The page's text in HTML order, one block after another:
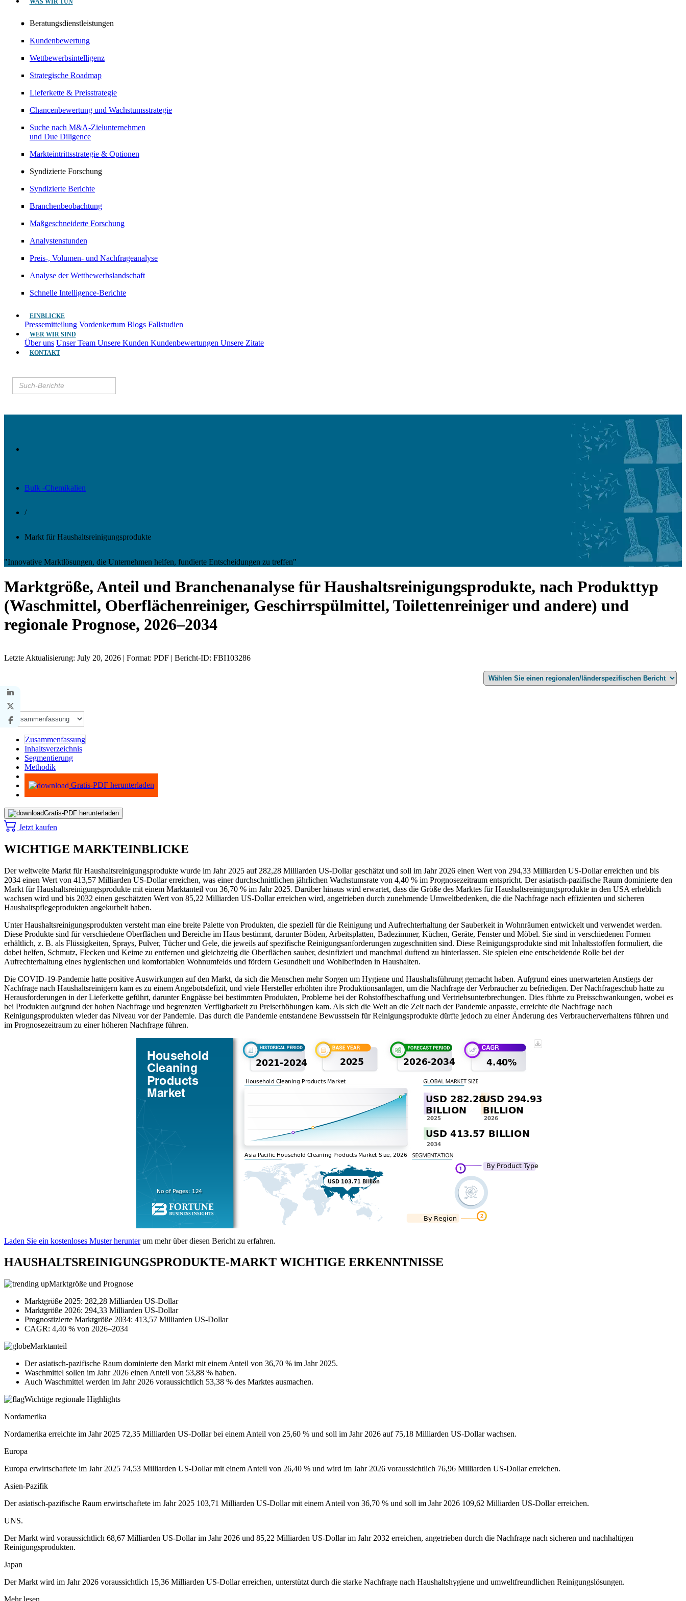
WAS WIR TUN
Beratungsdienstleistungen
Kundenbewertung
Wettbewerbsintelligenz
Strategische Roadmap
Lieferkette & Preisstrategie
Chancenbewertung und Wachstumsstrategie
Suche nach M&A-Zielunternehmen
und Due Diligence
Markteintrittsstrategie & Optionen
Syndizierte Forschung
Syndizierte Berichte
Branchenbeobachtung
Maßgeschneiderte Forschung
Analystenstunden
Preis-, Volumen- und Nachfrageanalyse
Analyse der Wettbewerbslandschaft
Schnelle Intelligence-Berichte
EINBLICKE
Pressemitteilung Vordenkertum Blogs Fallstudien
WER WIR SIND
Über uns Unser Team Unsere Kunden Kundenbewertungen Unsere Zitate
KONTAKT
Bulk -Chemikalien
/
Markt für Haushaltsreinigungsprodukte
"Innovative Marktlösungen, die Unternehmen helfen, fundierte Entscheidungen zu treffen"
Marktgröße, Anteil und Branchenanalyse für Haushaltsreinigungsprodukte, nach Produkttyp
(Waschmittel, Oberflächenreiniger, Geschirrspülmittel, Toilettenreiniger und andere) und
regionale Prognose, 2026–2034
Letzte Aktualisierung: July 20, 2026 | Format: PDF | Bericht-ID: FBI103286
Zusammenfassung
Inhaltsverzeichnis
Segmentierung
Methodik
Infografiken
Gratis-PDF herunterladen
Gratis-PDF herunterladen
Jetzt kaufen
WICHTIGE MARKTEINBLICKE
Der weltweite Markt für Haushaltsreinigungsprodukte wurde im Jahr 2025 auf 282,28 Milliarden US-Dollar geschätzt und soll im Jahr 2026 einen Wert von 294,33 Milliarden US-Dollar erreichen und bis
2034 einen Wert von 413,57 Milliarden US-Dollar erreichen, was einer durchschnittlichen jährlichen Wachstumsrate von 4,40 % im Prognosezeitraum entspricht. Der asiatisch-pazifische Raum dominierte den
Markt für Haushaltsreinigungsprodukte mit einem Marktanteil von 36,70 % im Jahr 2025. Darüber hinaus wird erwartet, dass die Größe des Marktes für Haushaltsreinigungsprodukte in den USA erheblich
wachsen wird und bis 2032 einen geschätzten Wert von 85,22 Milliarden US-Dollar erreichen wird, angetrieben durch zunehmende Umweltbedenken, die die Nachfrage nach effizienten und sicheren
Haushaltspflegeprodukten angekurbelt haben.
Unter Haushaltsreinigungsprodukten versteht man eine breite Palette von Produkten, die speziell für die Reinigung und Aufrechterhaltung der Sauberkeit in Wohnräumen entwickelt und verwendet werden.
Diese Produkte sind für verschiedene Oberflächen und Bereiche im Haus bestimmt, darunter Böden, Arbeitsplatten, Badezimmer, Küchen, Geräte, Fenster und Möbel. Sie sind in verschiedenen Formen
erhältlich, z. B. als Flüssigkeiten, Sprays, Pulver, Tücher und Gele, die jeweils auf spezifische Reinigungsanforderungen zugeschnitten sind. Diese Reinigungsprodukte sind mit Inhaltsstoffen formuliert, die
dabei helfen, Schmutz, Flecken und Keime zu entfernen und gleichzeitig die Oberflächen sauber, desinfiziert und manchmal duftend zu hinterlassen. Sie spielen eine entscheidende Rolle bei der
Aufrechterhaltung eines hygienischen und komfortablen Wohnumfelds und fördern Gesundheit und Wohlbefinden in Haushalten.
Die COVID-19-Pandemie hatte positive Auswirkungen auf den Markt, da sich die Menschen mehr Sorgen um Hygiene und Haushaltsführung gemacht haben. Aufgrund eines unerwarteten Anstiegs der
Nachfrage nach Haushaltsreinigern kam es zu einem Angebotsdefizit, und viele Hersteller erhöhten ihre Produktionsanlagen, um die Nachfrage der Verbraucher zu befriedigen. Der Nachfrageschub hatte zu
Herausforderungen in der Lieferkette geführt, darunter Engpässe bei bestimmten Produkten, Probleme bei der Rohstoffbeschaffung und Vertriebsunterbrechungen. Dies führte zu Preisschwankungen, wobei es
bei Produkten aufgrund der hohen Nachfrage und begrenzten Verfügbarkeit zu Preiserhöhungen kam. Als sich die Welt an die Zeit nach der Pandemie anpasste, erreichte die Nachfrage nach
Reinigungsprodukten wieder das Niveau vor der Pandemie. Das durch die Pandemie entstandene Bewusstsein für Reinigungsprodukte dürfte jedoch zu einer Änderung des Verbraucherverhaltens führen und
im Prognosezeitraum zu einer höheren Nachfrage führen.
Laden Sie ein kostenloses Muster herunterum mehr über diesen Bericht zu erfahren.
HAUSHALTSREINIGUNGSPRODUKTE-MARKT WICHTIGE ERKENNTNISSE
Marktgröße und Prognose
Marktgröße 2025: 282,28 Milliarden US-Dollar
Marktgröße 2026: 294,33 Milliarden US-Dollar
Prognostizierte Marktgröße 2034: 413,57 Milliarden US-Dollar
CAGR: 4,40 % von 2026–2034
Marktanteil
Der asiatisch-pazifische Raum dominierte den Markt mit einem Anteil von 36,70 % im Jahr 2025.
Waschmittel sollen im Jahr 2026 einen Anteil von 53,88 % haben.
Auch Waschmittel werden im Jahr 2026 voraussichtlich 53,38 % des Marktes ausmachen.
Wichtige regionale Highlights
Nordamerika
Nordamerika erreichte im Jahr 2025 72,35 Milliarden US-Dollar bei einem Anteil von 25,60 % und soll im Jahr 2026 auf 75,18 Milliarden US-Dollar wachsen.
Europa
Europa erwirtschaftete im Jahr 2025 74,53 Milliarden US-Dollar mit einem Anteil von 26,40 % und wird im Jahr 2026 voraussichtlich 76,96 Milliarden US-Dollar erreichen.
Asien-Pazifik
Der asiatisch-pazifische Raum erwirtschaftete im Jahr 2025 103,71 Milliarden US-Dollar mit einem Anteil von 36,70 % und soll im Jahr 2026 109,62 Milliarden US-Dollar erreichen.
UNS.
Der Markt wird voraussichtlich 68,67 Milliarden US-Dollar im Jahr 2026 und 85,22 Milliarden US-Dollar im Jahr 2032 erreichen, angetrieben durch die Nachfrage nach sicheren und nachhaltigen
Reinigungsprodukten.
Japan
Der Markt wird im Jahr 2026 voraussichtlich 15,36 Milliarden US-Dollar erreichen, unterstützt durch die starke Nachfrage nach Haushaltshygiene und umweltfreundlichen Reinigungslösungen.